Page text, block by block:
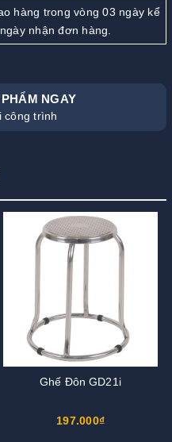
hàng trong vòng 03 ngày kể
nhận đơn hàng.
NGAY
công trình
Ghế Đôn GD21i
197.000₫